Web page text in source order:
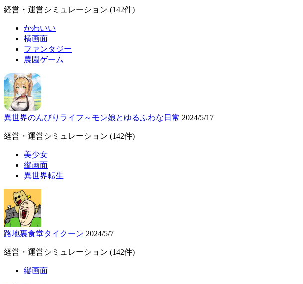
経営・運営シミュレーション (142件)
かわいい
横画面
ファンタジー
農園ゲーム
異世界のんびりライフ～モン娘とゆるふわな日常 2024/5/17
経営・運営シミュレーション (142件)
美少女
縦画面
異世界転生
路地裏食堂タイクーン 2024/5/7
経営・運営シミュレーション (142件)
縦画面